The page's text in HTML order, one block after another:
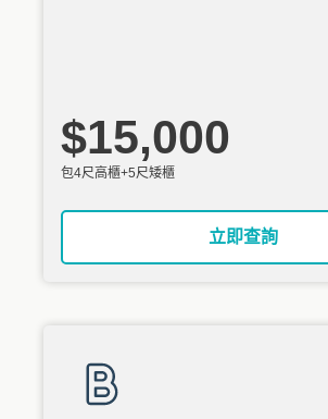
$15,000
包4尺高櫃+5尺矮櫃
立即查詢